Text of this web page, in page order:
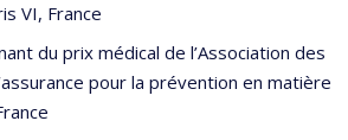
VI, France
du prix médical de l’Association des
pour la prévention en matière